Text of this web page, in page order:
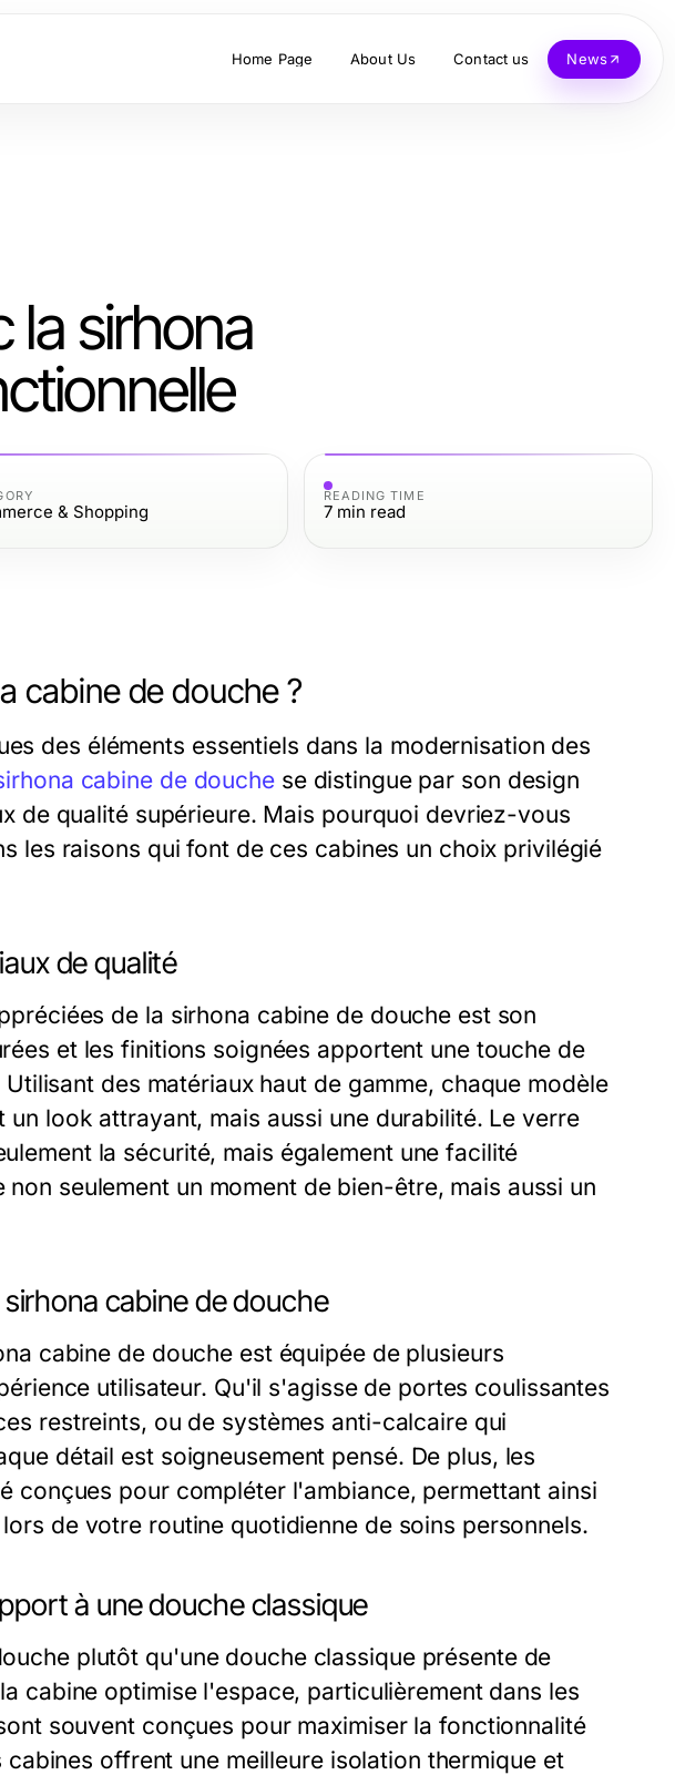
Home Page About Us Contact us News
la sirhona
& Shopping
READING TIME
7 min read
cabine de douche ?
des éléments essentiels dans la modernisation des
cabine de douchese distingue par son design
de qualité supérieure. Mais pourquoi devriez-vous
les raisons qui font de ces cabines un choix privilégié
de qualité
de la sirhona cabine de douche est son
et les finitions soignées apportent une touche de
des matériaux haut de gamme, chaque modèle
look attrayant, mais aussi une durabilité. Le verre
la sécurité, mais également une facilité
seulement un moment de bien-être, mais aussi un
cabine de douche
cabine de douche est équipée de plusieurs
utilisateur. Qu'il s'agisse de portes coulissantes
restreints, ou de systèmes anti-calcaire qui
détail est soigneusement pensé. De plus, les
conçues pour compléter l'ambiance, permettant ainsi
de votre routine quotidienne de soins personnels.
à une douche classique
plutôt qu'une douche classique présente de
cabine optimise l'espace, particulièrement dans les
souvent conçues pour maximiser la fonctionnalité
offrent une meilleure isolation thermique et